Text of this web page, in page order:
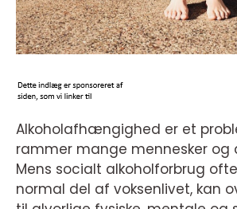
Alkoholafhængighed er et
rammer mange mennesker og
Mens socialt alkoholforbrug
normal del af voksenlivet, kan